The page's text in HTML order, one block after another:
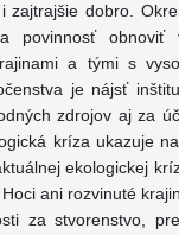
dobro.
povinnosť obnoviť
a tými s
je nájsť
zdrojov aj za
kríza ukazuje
ekologickej
ani rozvinuté
za stvorenstvo,